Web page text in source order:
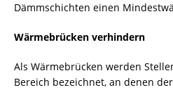
Dämmschichten einen
Wärmebrücken verhindern
Als Wärmebrücken werden
Bereich bezeichnet, an denen